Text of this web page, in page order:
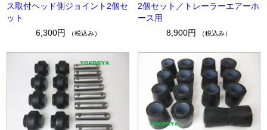
ス取付ヘッド側ジョイント2個セ
ット
6,300円
（税込み）
2個セット／トレーラーエアーホ
ース用
8,900円
（税込み）